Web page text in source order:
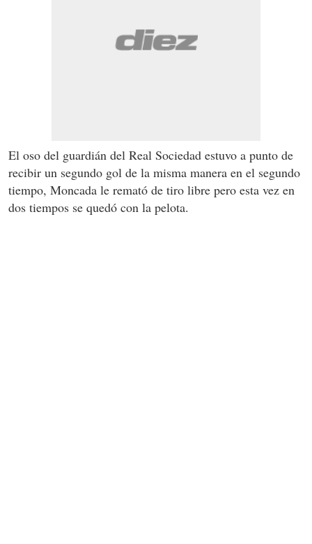
El oso del guardián del Real Sociedad estuvo a punto de
recibir un segundo gol de la misma manera en el segundo
tiempo, Moncada le remató de tiro libre pero esta vez en
dos tiempos se quedó con la pelota.